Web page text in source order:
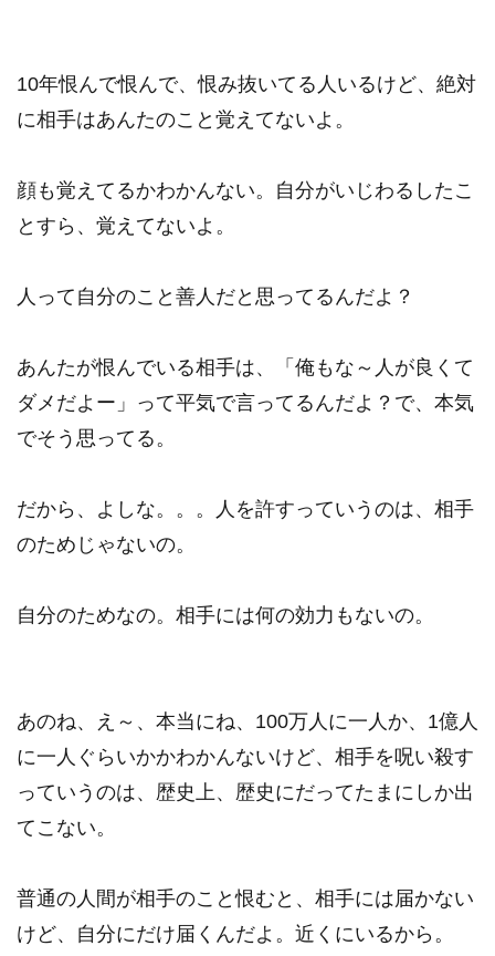
10年恨んで恨んで、恨み抜いてる人いるけど、絶対
に相手はあんたのこと覚えてないよ。
顔も覚えてるかわかんない。自分がいじわるしたこ
とすら、覚えてないよ。
人って自分のこと善人だと思ってるんだよ？
あんたが恨んでいる相手は、「俺もな～人が良くて
ダメだよー」って平気で言ってるんだよ？で、本気
でそう思ってる。
だから、よしな。。。人を許すっていうのは、相手
のためじゃないの。
自分のためなの。相手には何の効力もないの。
あのね、え～、本当にね、100万人に一人か、1億人
に一人ぐらいかかわかんないけど、相手を呪い殺す
っていうのは、歴史上、歴史にだってたまにしか出
てこない。
普通の人間が相手のこと恨むと、相手には届かない
けど、自分にだけ届くんだよ。近くにいるから。